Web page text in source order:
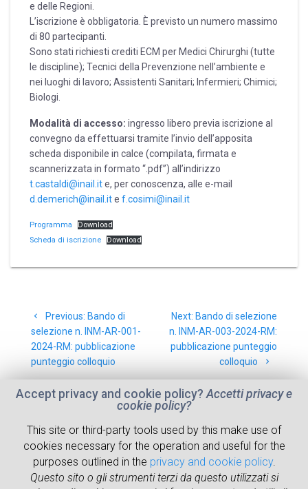
e delle Regioni.
L’iscrizione è obbligatoria. È previsto un numero massimo
di 80 partecipanti.
Sono stati richiesti crediti ECM per Medici Chirurghi (tutte
le discipline); Tecnici della Prevenzione nell’ambiente e
nei luoghi di lavoro; Assistenti Sanitari; Infermieri; Chimici;
Biologi.
Modalità di accesso: ingresso libero previa iscrizione al
convegno da effettuarsi tramite l’invio dell’apposita
scheda disponibile in calce (compilata, firmata e
scannerizzata in formato “.pdf”) all’indirizzo
t.castaldi@inail.ite, per conoscenza, alle e-mail
d.demerich@inail.ite f.cosimi@inail.it
Programma
Download
Scheda di iscrizione
Download
navigation
Previous: Previous
post:
Bando di
selezione n. INM-AR-001-
2024-RM: pubblicazione
punteggio colloquio
Next: Next
post:
Bando di selezione
n. INM-AR-003-2024-RM:
pubblicazione punteggio
colloquio
ABOUT RESEARCH NEWS WHERE WE ARE
Accept privacy and cookie policy? Accetti privacy e
cookie policy?
This site or third-party tools used by this make use of
cookies necessary for the operation and useful for the
purposes outlined in the privacy and cookie policy.
Questo sito o gli strumenti terzi da questo utilizzati si